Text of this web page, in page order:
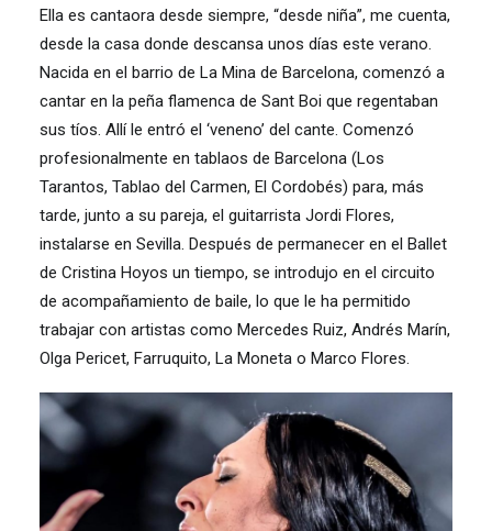
Ella es cantaora desde siempre, “desde niña”, me cuenta,
desde la casa donde descansa unos días este verano.
Nacida en el barrio de La Mina de Barcelona, comenzó a
cantar en la peña flamenca de Sant Boi que regentaban
sus tíos. Allí le entró el ‘veneno’ del cante. Comenzó
profesionalmente en tablaos de Barcelona (Los
Tarantos, Tablao del Carmen, El Cordobés) para, más
tarde, junto a su pareja, el guitarrista Jordi Flores,
instalarse en Sevilla. Después de permanecer en el Ballet
de Cristina Hoyos un tiempo, se introdujo en el circuito
de acompañamiento de baile, lo que le ha permitido
trabajar con artistas como Mercedes Ruiz, Andrés Marín,
Olga Pericet, Farruquito, La Moneta o Marco Flores.